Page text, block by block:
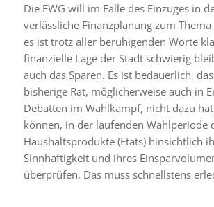
Die FWG will im Falle des Einzuges in
verlässliche Finanzplanung zum
es ist trotz aller beruhigenden Worte
finanzielle Lage der Stadt schwierig
auch das Sparen. Es ist bedauerlich,
bisherige Rat, möglicherweise auch in
Debatten im Wahlkampf, nicht dazu
können, in der laufenden Wahlperiode
Haushaltsprodukte (Etats) hinsichtlich
Sinnhaftigkeit und ihres
überprüfen. Das muss schnellstens